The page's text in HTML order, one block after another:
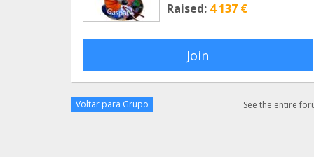
Raised: 4 137 €
Join
Voltar para Grupo See the entire